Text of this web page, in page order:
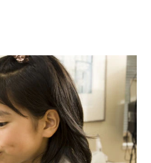
PARA PROFESIONALES
CUPONES
DONDE COMPRAR